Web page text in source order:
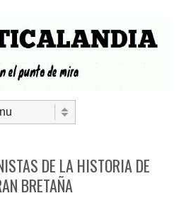
DE LA HISTORIA DE
BRETAÑA